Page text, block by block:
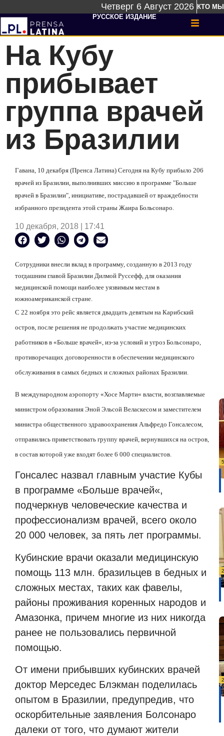
Четверг 6 Август 2026 КТО МЫ
РУССКОЕ ИЗДАНИЕ
На Кубу
прибывает
группа врачей
из Бразилии
Гавана, 10 декабря (Пренса Латина) Сегодня на Кубу прибыло 206
врачей из Бразилии, выполнивших миссию в программе "Больше
врачей в Бразилии", инициативе, пострадавшей от враждебности
избранного президента этой страны Жаира Больсонаро.
10 декабря, 2018 | 17:41
Сотрудники внесли вклад в программу, созданную в 2013 году
тогдашним главой Бразилии Дилмой Руссефф, для оказания
медицинской помощи наиболее уязвимым местам в
южноамериканской стране.
С 22 ноября это рейс является двадцать девятым на Карибский
остров, после решения не продолжать участие медицинских
работников в «Больше врачей« из-за условий и угроз Больсонаро,
противоречащих договоренности в обеспечении медицинского
обслуживания в самых бедных и сложных районах Бразилии.
В международном аэропорту «Хосе Марти« власти, возглавляемые
министром образования Эной Эльсой Веласкесом и заместителем
министра общественного здравоохранения Альфредо Гонсалесом,
отправились приветствовать группу врачей, вернувшихся на остров,
в состав которой уже входят более 6 000 специалистов.
Гонсалес назвал главным участие Кубы
в программе «Больше врачей«,
подчеркнув человеческие качества и
профессионализм врачей, всего около
20 000 человек, за пять лет программы.
Кубинские врачи оказали медицинскую
помощь 113 млн. бразильцев в бедных и
сложных местах, таких как фавелы,
районы проживания коренных народов и
Амазонка, причем многие из них никогда
ранее не пользовались первичной
помощью.
От имени прибывших кубинских врачей
доктор Мерседес Блэкман поделилась
опытом в Бразилии, предупредив, что
оскорбительные заявления Болсонаро
далеки от того, что думают жители